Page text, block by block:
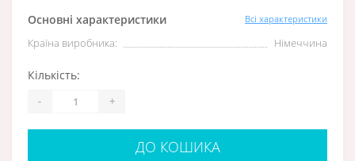
Основні характеристики Всі характеристики
Країна виробника: Німеччина
Кількість:
- +
ДО КОШИКА